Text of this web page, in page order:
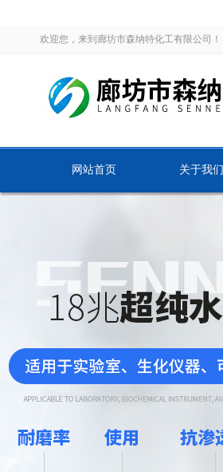
欢迎您，来到廊坊市森纳特化工有限公司！
网站首页 关于我们